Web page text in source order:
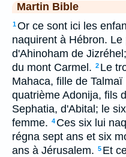
Martin Bible
1Or ce sont ici les
naquirent à Hébron.
d'Ahinoham de
du mont Carmel. 2 Le
Mahaca, fille de
quatrième Adonija, fils
Sephatia, d'Abital; le
femme. 4 Ces six lui
régna sept ans et six
ans à Jérusalem. 5 Et